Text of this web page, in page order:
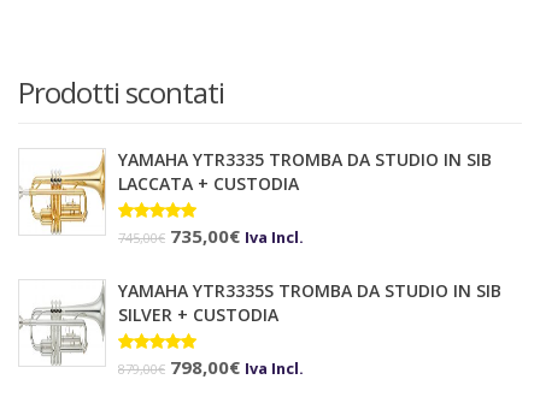
Prodotti scontati
YAMAHA YTR3335 TROMBA DA STUDIO IN SIB
LACCATA + CUSTODIA
Valutato
745,00€ Il
originale
era:
745,00€.
735,00€Il
attuale
735,00€.
Iva Incl.
YAMAHA YTR3335S TROMBA DA STUDIO IN SIB
SILVER + CUSTODIA
Valutato
879,00€ Il
798,00€IlIva Incl.